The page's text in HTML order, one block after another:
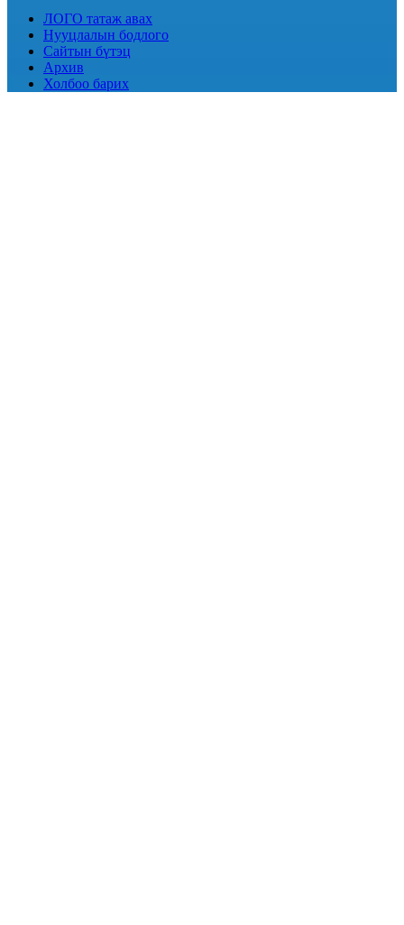
ЛОГО татаж авах
Нууцлалын бодлого
Сайтын бүтэц
Архив
Холбоо барих